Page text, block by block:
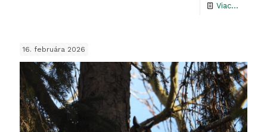
Viac...
16. februára 2026